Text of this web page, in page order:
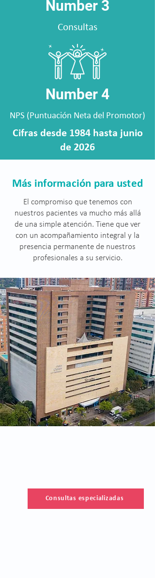
Number 3
Consultas
Number 4
NPS (Puntuación Neta del Promotor)
Cifras desde 1984 hasta junio
de 2026
Más información para usted
El compromiso que tenemos con
nuestros pacientes va mucho más allá
de una simple atención. Tiene que ver
con un acompañamiento integral y la
presencia permanente de nuestros
profesionales a su servicio.
Consultas especializadas